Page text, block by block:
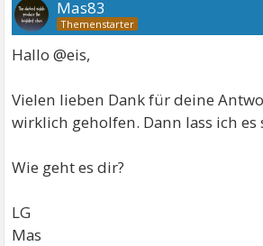
Mas83
Hallo @eis,
Vielen lieben Dank für deine
wirklich geholfen. Dann lass ich es
Wie geht es dir?
LG
Mas